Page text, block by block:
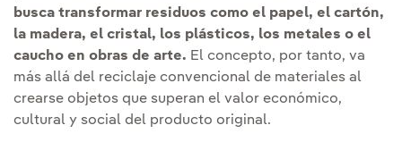
busca transformar residuos como el papel, el cartón,
la madera, el cristal, los plásticos, los metales o el
caucho en obras de arte. El concepto, por tanto, va
más allá del reciclaje convencional de materiales al
crearse objetos que superan el valor económico,
cultural y social del producto original.